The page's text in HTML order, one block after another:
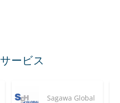
ービス
Sagawa Global